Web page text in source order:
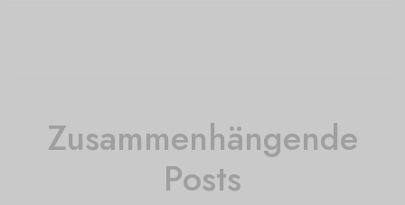
Zusammenhängende
Posts